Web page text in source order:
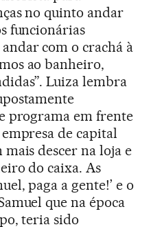
no quinto andar
funcionárias
com o crachá à
ao banheiro,
Luiza lembra
programa em frente
empresa de capital
descer na loja e
do caixa. As
paga a gente!’ e o
que na época
teria sido